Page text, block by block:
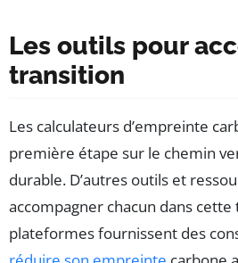
Les outils pour
transition
Les calculateurs d’empreinte
première étape sur le chemin
durable. D’autres outils et
accompagner chacun dans cette
plateformes fournissent des